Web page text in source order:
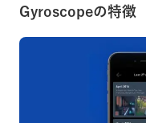
Gyroscopeの特徴